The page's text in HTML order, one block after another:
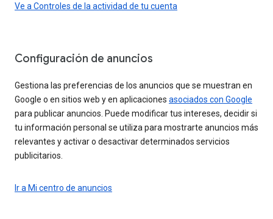
Ve a Controles de la actividad de tu cuenta
Configuración de anuncios
Gestiona las preferencias de los anuncios que se muestran en
Google o en sitios web y en aplicaciones asociados con Google
para publicar anuncios. Puede modificar tus intereses, decidir si
tu información personal se utiliza para mostrarte anuncios más
relevantes y activar o desactivar determinados servicios
publicitarios.
Ir a Mi centro de anuncios